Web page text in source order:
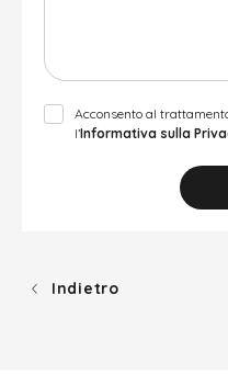
Acconsento al
l’Informativa sulla
Indietro